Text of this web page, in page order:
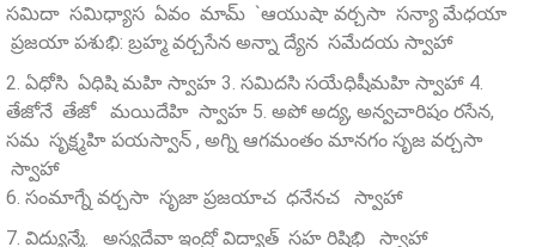
సమిదా సమిధ్యాస ఏవం మామ్‌ `ఆయుషా వర్చసా సన్యా మేధయా
ప్రజయా పశుభి: బ్రహ్మ వర్చసేన అన్నా ద్యేన సమేదయ స్వాహా
2. ఏధోసి ఏధిషి మహి స్వాహ 3. సమిదసి సయేధిషీమహి స్వాహా 4.
తేజోనే తేజో మయిదేహి స్వాహ 5. అపో అద్య, అన్వచారిషం రసేన,
సమ సృక్ష్మహి పయస్వాన్ , అగ్ని ఆగమంతం మానగం సృజ వర్చసా
స్వాహా
6. సంమాగ్నే వర్చసా సృజా ప్రజయాచ ధనేనచ స్వాహా
7. విద్యున్మే. అస్యదేవా ఇంద్రో విద్యాత్‌ సహ రిషిభి స్వాహా